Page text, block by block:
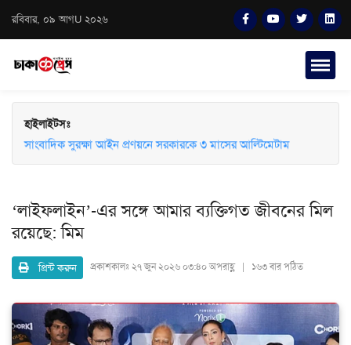
রবিবার, ০৯ আগU ২০২৬
হাইলাইটসঃ
সাংবাদিক সুরক্ষা আইন প্রণয়নে সরকারকে ৩ মাসের আল্টিমেটাম
‘লাইফলাইন’-এর সঙ্গে আমার ব্যক্তিগত জীবনের মিল
রয়েছে: মিম
প্রিন্ট করুন প্রকাশকালঃ ২৭ জুন ২০২৬ ০৩:৪০ অপরাহ্ণ | ১৬৩ বার পঠিত